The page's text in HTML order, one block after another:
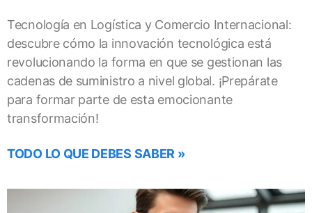
Tecnología en Logística y Comercio Internacional:
descubre cómo la innovación tecnológica está
revolucionando la forma en que se gestionan las
cadenas de suministro a nivel global. ¡Prepárate
para formar parte de esta emocionante
transformación!
TODO LO QUE DEBES SABER »